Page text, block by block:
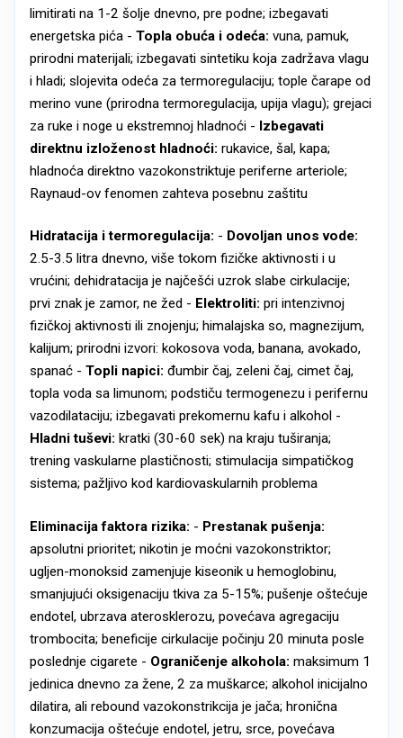
limitirati na 1-2 šolje dnevno, pre podne; izbegavati
energetska pića - Topla obuća i odeća: vuna, pamuk,
prirodni materijali; izbegavati sintetiku koja zadržava vlagu
i hladi; slojevita odeća za termoregulaciju; tople čarape od
merino vune (prirodna termoregulacija, upija vlagu); grejaci
za ruke i noge u ekstremnoj hladnoći - Izbegavati
direktnu izloženost hladnoći: rukavice, šal, kapa;
hladnoća direktno vazokonstriktuje periferne arteriole;
Raynaud-ov fenomen zahteva posebnu zaštitu
Hidratacija i termoregulacija: - Dovoljan unos vode:
2.5-3.5 litra dnevno, više tokom fizičke aktivnosti i u
vrućini; dehidratacija je najčešći uzrok slabe cirkulacije;
prvi znak je zamor, ne žed - Elektroliti: pri intenzivnoj
fizičkoj aktivnosti ili znojenju; himalajska so, magnezijum,
kalijum; prirodni izvori: kokosova voda, banana, avokado,
spanać - Topli napici: đumbir čaj, zeleni čaj, cimet čaj,
topla voda sa limunom; podstiču termogenezu i perifernu
vazodilataciju; izbegavati prekomernu kafu i alkohol -
Hladni tuševi: kratki (30-60 sek) na kraju tuširanja;
trening vaskularne plastičnosti; stimulacija simpatičkog
sistema; pažljivo kod kardiovaskularnih problema
Eliminacija faktora rizika: - Prestanak pušenja:
apsolutni prioritet; nikotin je moćni vazokonstriktor;
ugljen-monoksid zamenjuje kiseonik u hemoglobinu,
smanjujući oksigenaciju tkiva za 5-15%; pušenje oštećuje
endotel, ubrzava aterosklerozu, povećava agregaciju
trombocita; beneficije cirkulacije počinju 20 minuta posle
poslednje cigarete - Ograničenje alkohola: maksimum 1
jedinica dnevno za žene, 2 za muškarce; alkohol inicijalno
dilatira, ali rebound vazokonstrikcija je jača; hronična
konzumacija oštećuje endotel, jetru, srce, povećava